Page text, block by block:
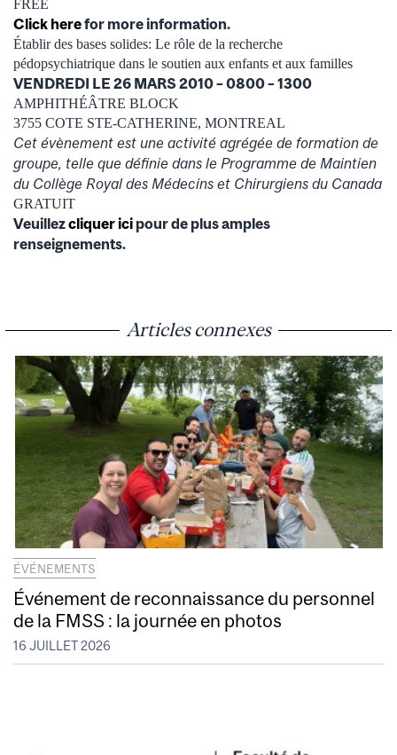
FREE
Click herefor more information.
Établir des bases solides: Le rôle de la recherche
pédopsychiatrique dans le soutien aux enfants et aux familles
VENDREDI LE 26 MARS 2010 – 0800 – 1300
AMPHITHÉÂTRE BLOCK
3755 COTE STE-CATHERINE, MONTREAL
Cet évènement est une activité agrégée de formation de
groupe, telle que définie dans le Programme de Maintien
du Collège Royal des Médecins et Chirurgiens du Canada
GRATUIT
Veuillezcliquer ici pour de plus amples
renseignements.
Articles connexes
ÉVÉNEMENTS
Événement de reconnaissance du personnel
de la FMSS : la journée en photos
16 JUILLET 2026